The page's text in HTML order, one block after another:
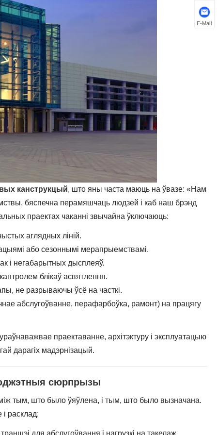
канструкцый, што яны часта маюць на ўвазе: «Нам
бяспечна перамяшчаць людзей і каб наш брэнд
праектах чаканні звычайна ўключаюць:
аглядных ліній.
або сезоннымі мерапрыемствамі.
і негабарытных дысплеяў.
блікаў асвятлення.
не разрываючы ўсё на часткі.
абслугоўванне, перафарбоўка, рамонт) на працягу
ураўнаважвае праектаванне, архітэктуру і эксплуатацыю
дарагіх мадэрнізацый.
сюрпрызы
тым, што было ўяўлена, і тым, што было вызначана.
расклад:
для абслугоўвання і нагрузкі на такелаж
E-Mail